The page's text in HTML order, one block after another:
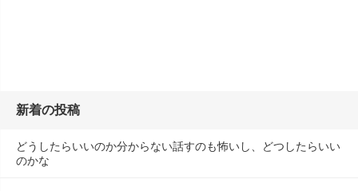
新着の投稿
どうしたらいいのか分からない話すのも怖いし、どつしたらいい
のかな